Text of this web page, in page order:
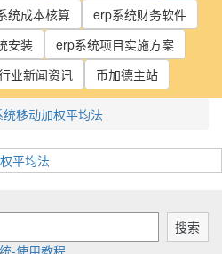
统成本核算
erp系统财务软件
安装
erp系统项目实施方案
业新闻资讯 币加德主站
统移动加权平均法
平均法
搜索
-使用教程